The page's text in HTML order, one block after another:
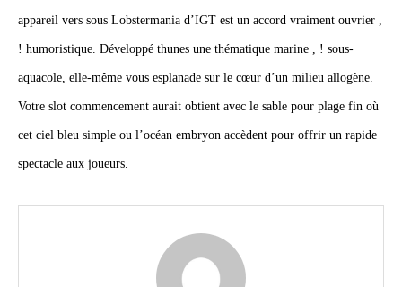
appareil vers sous Lobstermania d’IGT est un accord vraiment ouvrier ,
! humoristique. Développé thunes une thématique marine , ! sous-
aquacole, elle-même vous esplanade sur le cœur d’un milieu allogène.
Votre slot commencement aurait obtient avec le sable pour plage fin où
cet ciel bleu simple ou l’océan embryon accèdent pour offrir un rapide
spectacle aux joueurs.